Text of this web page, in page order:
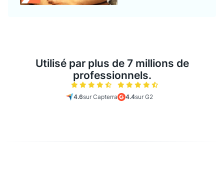
Utilisé par plus de 7 millions de
professionnels.
4.6sur Capterra 4.4sur G2